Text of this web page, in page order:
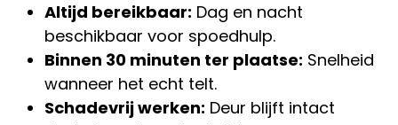
Altijd bereikbaar: Dag en nacht
beschikbaar voor spoedhulp.
Binnen 30 minuten ter plaatse: Snelheid
wanneer het echt telt.
Schadevrij werken: Deur blijft intact